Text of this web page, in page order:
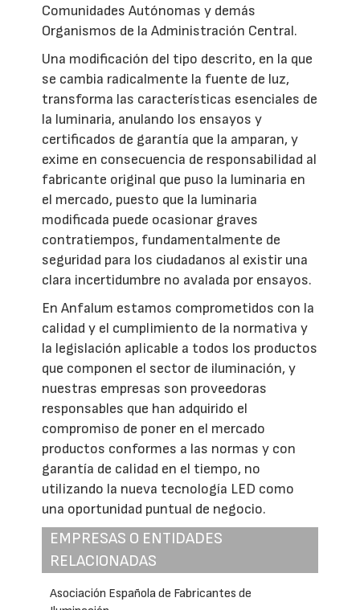
Comunidades Autónomas y demás
Organismos de la Administración Central.
Una modificación del tipo descrito, en la que
se cambia radicalmente la fuente de luz,
transforma las características esenciales de
la luminaria, anulando los ensayos y
certificados de garantía que la amparan, y
exime en consecuencia de responsabilidad al
fabricante original que puso la luminaria en
el mercado, puesto que la luminaria
modificada puede ocasionar graves
contratiempos, fundamentalmente de
seguridad para los ciudadanos al existir una
clara incertidumbre no avalada por ensayos.
En Anfalum estamos comprometidos con la
calidad y el cumplimiento de la normativa y
la legislación aplicable a todos los productos
que componen el sector de iluminación, y
nuestras empresas son proveedoras
responsables que han adquirido el
compromiso de poner en el mercado
productos conformes a las normas y con
garantía de calidad en el tiempo, no
utilizando la nueva tecnología LED como
una oportunidad puntual de negocio.
EMPRESAS O ENTIDADES
RELACIONADAS
Asociación Española de Fabricantes de